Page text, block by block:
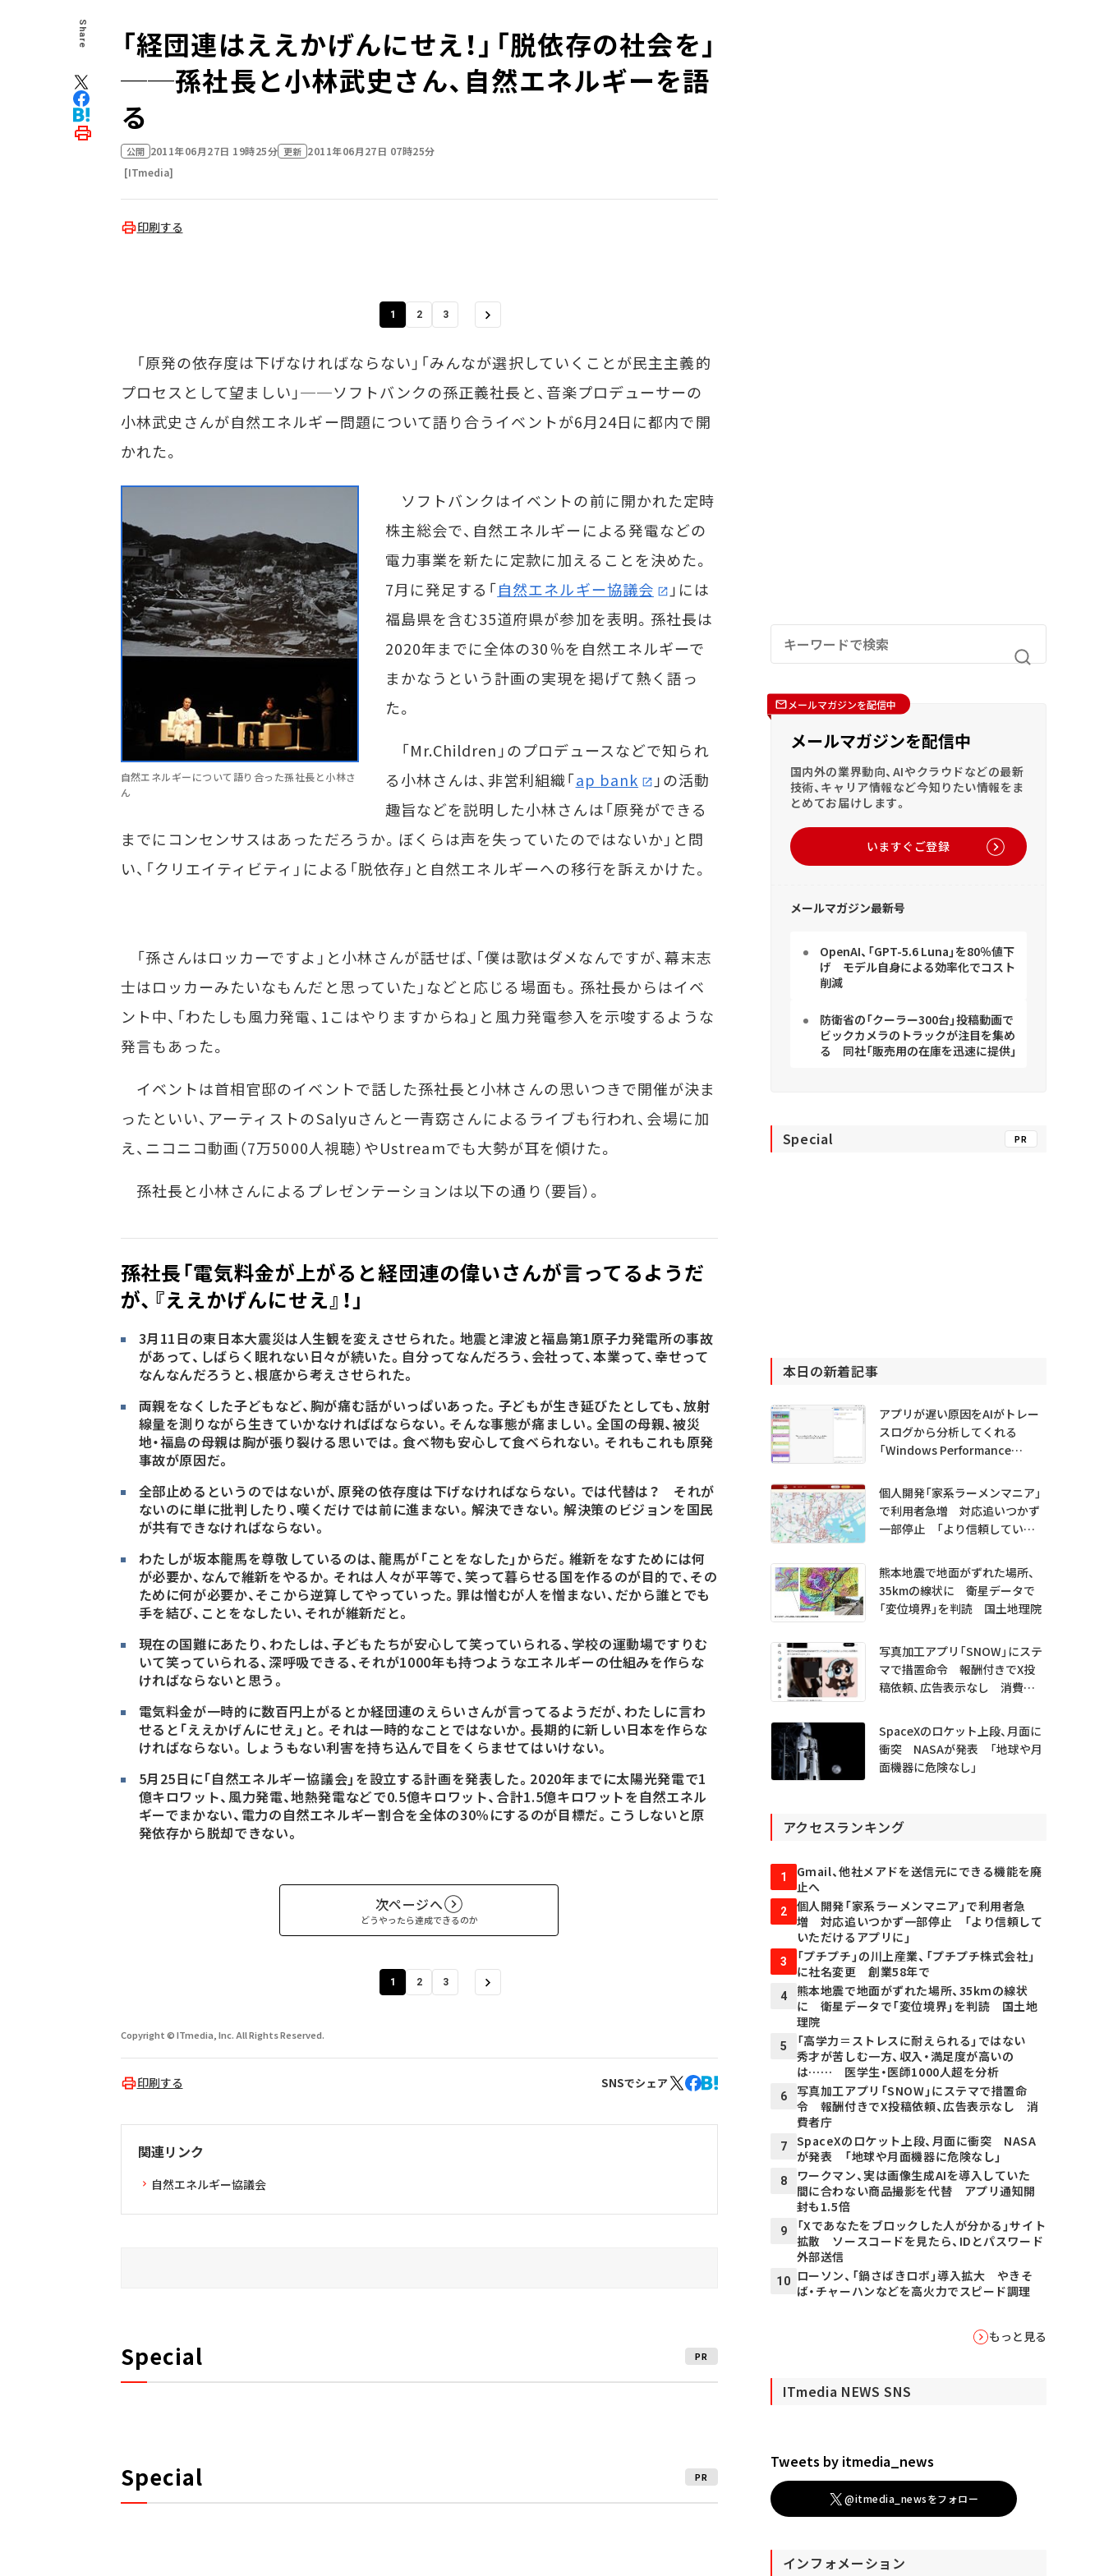
Share
「経団連はええかげんにせえ！」「脱依存の社会を」
──孫社長と小林武史さん、自然エネルギーを語
る
公開 2011年06月27日 19時25分 更新 2011年06月27日 07時25分
[ITmedia]
印刷する
1 2 3
「原発の依存度は下げなければならない」「みんなが選択していくことが民主主義的
プロセスとして望ましい」──ソフトバンクの孫正義社長と、音楽プロデューサーの
小林武史さんが自然エネルギー問題について語り合うイベントが6月24日に都内で開
かれた。
自然エネルギーについて語り合った孫社長と小林さ
ん
ソフトバンクはイベントの前に開かれた定時
株主総会で、自然エネルギーによる発電などの
電力事業を新たに定款に加えることを決めた。
7月に発足する「自然エネルギー協議会
」には
福島県を含む35道府県が参加を表明。孫社長は
2020年までに全体の30％を自然エネルギーで
まかなうという計画の実現を掲げて熱く語っ
た。
「Mr.Children」のプロデュースなどで知られ
る小林さんは、非営利組織「ap bank
」の活動
趣旨などを説明した小林さんは「原発ができる
までにコンセンサスはあっただろうか。ぼくらは声を失っていたのではないか」と問
い、「クリエイティビティ」による「脱依存」と自然エネルギーへの移行を訴えかけた。
「孫さんはロッカーですよ」と小林さんが話せば、「僕は歌はダメなんですが、幕末志
士はロッカーみたいなもんだと思っていた」などと応じる場面も。孫社長からはイベ
ント中、「わたしも風力発電、1こはやりますからね」と風力発電参入を示唆するような
発言もあった。
イベントは首相官邸のイベントで話した孫社長と小林さんの思いつきで開催が決ま
ったといい、アーティストのSalyuさんと一青窈さんによるライブも行われ、会場に加
え、ニコニコ動画（7万5000人視聴）やUstreamでも大勢が耳を傾けた。
孫社長と小林さんによるプレゼンテーションは以下の通り（要旨）。
孫社長「電気料金が上がると経団連の偉いさんが言ってるようだ
が、『ええかげんにせえ』！」
3月11日の東日本大震災は人生観を変えさせられた。地震と津波と福島第1原子力発電所の事故
があって、しばらく眠れない日々が続いた。自分ってなんだろう、会社って、本業って、幸せって
なんなんだろうと、根底から考えさせられた。
両親をなくした子どもなど、胸が痛む話がいっぱいあった。子どもが生き延びたとしても、放射
線量を測りながら生きていかなければばならない。そんな事態が痛ましい。全国の母親、被災
地・福島の母親は胸が張り裂ける思いでは。食べ物も安心して食べられない。それもこれも原発
事故が原因だ。
全部止めるというのではないが、原発の依存度は下げなければならない。では代替は？ それが
ないのに単に批判したり、嘆くだけでは前に進まない。解決できない。解決策のビジョンを国民
が共有できなければならない。
わたしが坂本龍馬を尊敬しているのは、龍馬が「ことをなした」からだ。維新をなすためには何
が必要か、なんで維新をやるか。それは人々が平等で、笑って暮らせる国を作るのが目的で、その
ために何が必要か、そこから逆算してやっていった。罪は憎むが人を憎まない、だから誰とでも
手を結び、ことをなしたい、それが維新だと。
現在の国難にあたり、わたしは、子どもたちが安心して笑っていられる、学校の運動場ですりむ
いて笑っていられる、深呼吸できる、それが1000年も持つようなエネルギーの仕組みを作らな
ければならないと思う。
電気料金が一時的に数百円上がるとか経団連のえらいさんが言ってるようだが、わたしに言わ
せると「ええかげんにせえ」と。それは一時的なことではないか。長期的に新しい日本を作らな
ければならない。しょうもない利害を持ち込んで目をくらませてはいけない。
5月25日に「自然エネルギー協議会」を設立する計画を発表した。2020年までに太陽光発電で1
億キロワット、風力発電、地熱発電などで0.5億キロワット、合計1.5億キロワットを自然エネル
ギーでまかない、電力の自然エネルギー割合を全体の30％にするのが目標だ。こうしないと原
発依存から脱却できない。
次ページへ
どうやったら達成できるのか
1 2 3
Copyright © ITmedia, Inc. All Rights Reserved.
印刷する SNSでシェア
関連リンク
自然エネルギー協議会
Special PR
Special PR
メールマガジンを配信中
メールマガジンを配信中
国内外の業界動向、AIやクラウドなどの最新
技術、キャリア情報など今知りたい情報をま
とめてお届けします。
いますぐご登録
メールマガジン最新号
OpenAI、「GPT-5.6 Luna」を80％値下
げ モデル自身による効率化でコスト
削減
防衛省の「クーラー300台」投稿動画で
ビックカメラのトラックが注目を集め
る 同社「販売用の在庫を迅速に提供」
Special PR
本日の新着記事
アプリが遅い原因をAIがトレー
スログから分析してくれる
「Windows Performance
プレビュー公開
個人開発「家系ラーメンマニア」
で利用者急増 対応追いつかず
一部停止 「より信頼していた
熊本地震で地面がずれた場所、
35kmの線状に 衛星データで
「変位境界」を判読 国土地理院
写真加工アプリ「SNOW」にステ
マで措置命令 報酬付きでX投
稿依頼、広告表示なし 消費者
SpaceXのロケット上段、月面に
衝突 NASAが発表 「地球や月
面機器に危険なし」
アクセスランキング
1
Gmail、他社メアドを送信元にできる機能を廃
止へ
2
個人開発「家系ラーメンマニア」で利用者急
増 対応追いつかず一部停止 「より信頼して
いただけるアプリに」
3
「プチプチ」の川上産業、「プチプチ株式会社」
に社名変更 創業58年で
4
熊本地震で地面がずれた場所、35kmの線状
に 衛星データで「変位境界」を判読 国土地
理院
5
「高学力＝ストレスに耐えられる」ではない
秀才が苦しむ一方、収入・満足度が高いの
は…… 医学生・医師1000人超を分析
6
写真加工アプリ「SNOW」にステマで措置命
令 報酬付きでX投稿依頼、広告表示なし 消
費者庁
7
SpaceXのロケット上段、月面に衝突 NASA
が発表 「地球や月面機器に危険なし」
8
ワークマン、実は画像生成AIを導入していた
間に合わない商品撮影を代替 アプリ通知開
封も1.5倍
9
「Xであなたをブロックした人が分かる」サイト
拡散 ソースコードを見たら、IDとパスワード
外部送信
10
ローソン、「鍋さばきロボ」導入拡大 やきそ
ば・チャーハンなどを高火力でスピード調理
もっと見る
ITmedia NEWS SNS
Tweets by itmedia_news
@itmedia_newsをフォロー
インフォメーション